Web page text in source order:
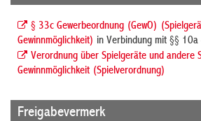
§ 33c Gewerbeordnung (GewO)
Gewinnmöglichkeit) in Verbindung mit §§
Verordnung über Spielgeräte und andere
Gewinnmöglichkeit (Spielverordnung)
Freigabevermerk